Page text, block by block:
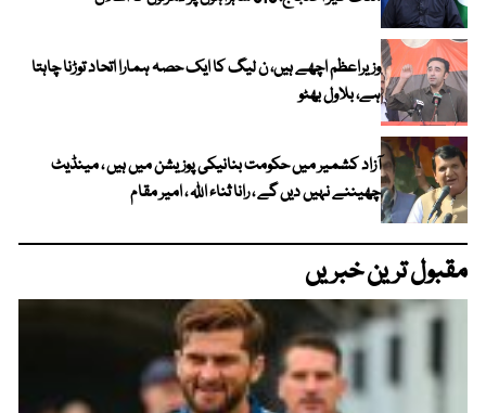
وزیراعظم اچھے ہیں، ن لیگ کا ایک حصہ ہمارا اتحاد توڑنا چاہتا
ہے، بلاول بھٹو
آزاد کشمیر میں حکومت بنانیکی پوزیشن میں ہیں ، مینڈیٹ
چھیننے نہیں دیں گے ، رانا ثناء اللہ ، امیر مقام
مقبول ترین خبریں